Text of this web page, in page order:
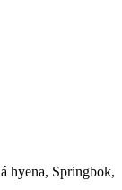
hyena, Springbok,